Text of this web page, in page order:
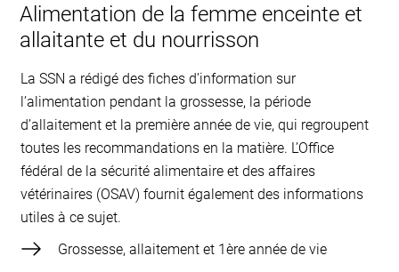
Alimentation de la femme enceinte et
allaitante et du nourrisson
La SSN a rédigé des fiches d’information sur
l’alimentation pendant la grossesse, la période
d’allaitement et la première année de vie, qui regroupent
toutes les recommandations en la matière. L’Office
fédéral de la sécurité alimentaire et des affaires
vétérinaires (OSAV) fournit également des informations
utiles à ce sujet.
Grossesse, allaitement et 1ère année de vie